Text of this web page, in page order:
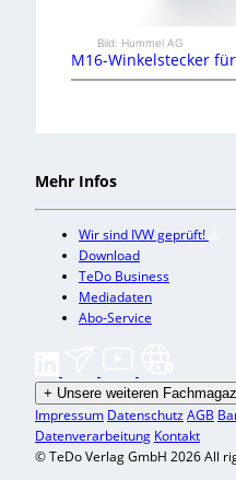
Bild: Hummel AG
M16-Winkelstecker
Mehr Infos
Wir sind IVW geprüft!
Download
TeDo Business
Mediadaten
Abo-Service
+ Unsere weiteren
Impressum DatenschutzAGB
Datenverarbeitung Kontakt
© TeDo Verlag GmbH 2026 All